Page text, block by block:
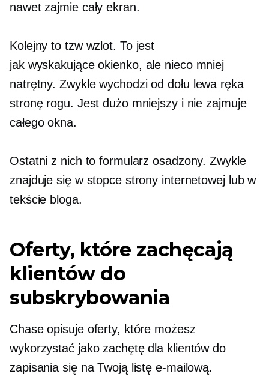
nawet zajmie cały ekran.
Kolejny to tzw wzlot. To jest
jak wyskakujące okienko, ale nieco mniej
natrętny. Zwykle wychodzi od dołu lewa ręka
stronę rogu. Jest dużo mniejszy i nie zajmuje
całego okna.
Ostatni z nich to formularz osadzony. Zwykle
znajduje się w stopce strony internetowej lub w
tekście bloga.
Oferty, które zachęcają
klientów do
subskrybowania
Chase opisuje oferty, które możesz
wykorzystać jako zachętę dla klientów do
zapisania się na Twoją listę e-mailową.